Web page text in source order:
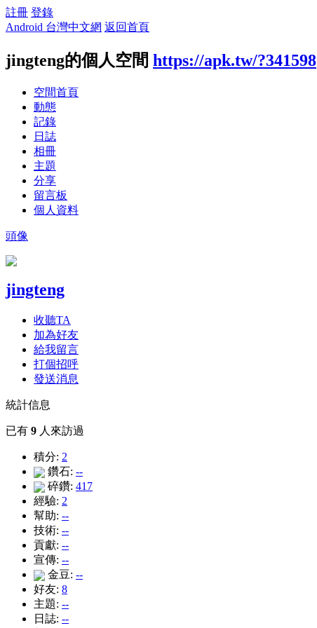
註冊 登錄
Android 台灣中文網 返回首頁
jingteng的個人空間 https://apk.tw/?341598
空間首頁
動態
記錄
日誌
相冊
主題
分享
留言板
個人資料
頭像
jingteng
收聽TA
加為好友
給我留言
打個招呼
發送消息
統計信息
已有 9 人來訪過
積分: 2
鑽石: --
碎鑽: 417
經驗: 2
幫助: --
技術: --
貢獻: --
宣傳: --
金豆: --
好友: 8
主題: --
日誌: --